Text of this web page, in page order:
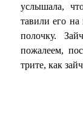
услышала,
тавили его
полочку.
пожалеем,
трите, как